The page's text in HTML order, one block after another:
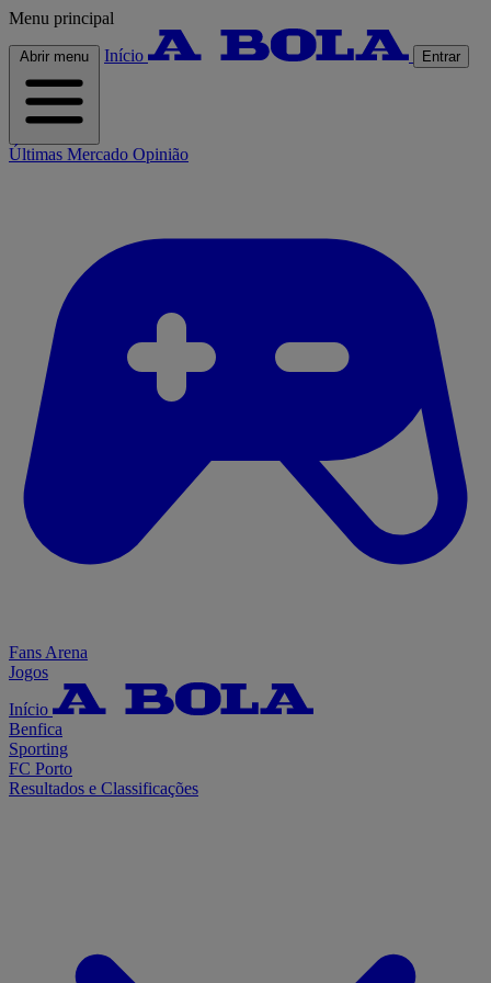
Menu principal
Abrir menu Início Entrar
Últimas Mercado Opinião
Fans Arena
Jogos
Início
Benfica
Sporting
FC Porto
Resultados e Classificações